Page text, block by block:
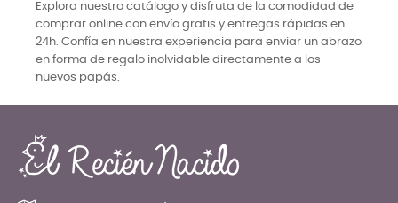
Explora nuestro catálogo y disfruta de la comodidad de
comprar online con envío gratis y entregas rápidas en
24h. Confía en nuestra experiencia para enviar un abrazo
en forma de regalo inolvidable directamente a los
nuevos papás.